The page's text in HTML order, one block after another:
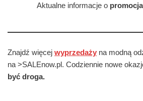
Aktualne informacje o
Znajdź więcej wyprzedaży na modną
na >SALEnow.pl. Codziennie nowe
być droga.